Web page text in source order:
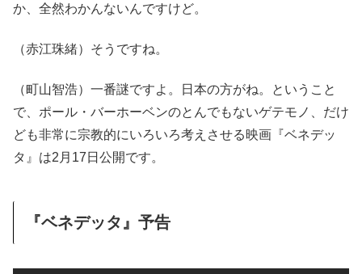
か、全然わかんないんですけど。
（赤江珠緒）そうですね。
（町山智浩）一番謎ですよ。日本の方がね。ということ
で、ポール・バーホーベンのとんでもないゲテモノ、だけ
ども非常に宗教的にいろいろ考えさせる映画『ベネデッ
タ』は2月17日公開です。
『ベネデッタ』予告